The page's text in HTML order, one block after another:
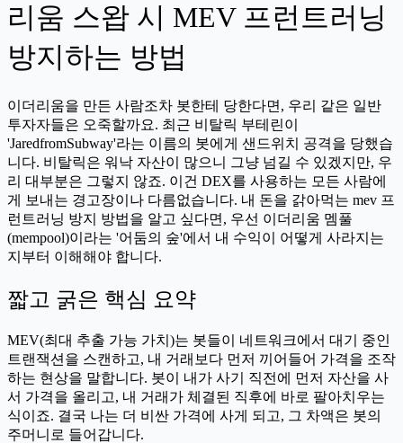
리움 스왑 시 MEV 프런트러닝
방지하는 방법
이더리움을 만든 사람조차 봇한테 당한다면, 우리 같은 일반
투자자들은 오죽할까요. 최근 비탈릭 부테린이
'JaredfromSubway'라는 이름의 봇에게 샌드위치 공격을 당했습
니다. 비탈릭은 워낙 자산이 많으니 그냥 넘길 수 있겠지만, 우
리 대부분은 그렇지 않죠. 이건 DEX를 사용하는 모든 사람에
게 보내는 경고장이나 다름없습니다. 내 돈을 갉아먹는 mev 프
런트러닝 방지 방법을 알고 싶다면, 우선 이더리움 멤풀
(mempool)이라는 '어둠의 숲'에서 내 수익이 어떻게 사라지는
지부터 이해해야 합니다.
짧고 굵은 핵심 요약
MEV(최대 추출 가능 가치)는 봇들이 네트워크에서 대기 중인
트랜잭션을 스캔하고, 내 거래보다 먼저 끼어들어 가격을 조작
하는 현상을 말합니다. 봇이 내가 사기 직전에 먼저 자산을 사
서 가격을 올리고, 내 거래가 체결된 직후에 바로 팔아치우는
식이죠. 결국 나는 더 비싼 가격에 사게 되고, 그 차액은 봇의
주머니로 들어갑니다.